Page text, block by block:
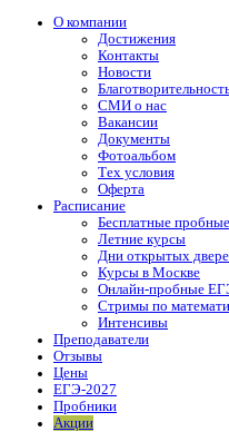
О компании
Достижения
Контакты
Новости
СМИ о нас
Вакансии
Документы
Фотоальбом
Тех условия
Оферта
Расписание
Бесплатные
Летние курсы
Дни открытых
Курсы в Москве
Онлайн-пробные
Стримы по
Интенсивы
Преподаватели
Отзывы
Цены
ЕГЭ-2027
Пробники
Акции